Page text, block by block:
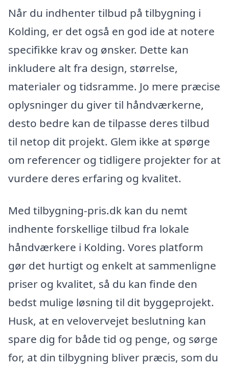
Når du indhenter tilbud på tilbygning i
Kolding, er det også en god ide at notere
specifikke krav og ønsker. Dette kan
inkludere alt fra design, størrelse,
materialer og tidsramme. Jo mere præcise
oplysninger du giver til håndværkerne,
desto bedre kan de tilpasse deres tilbud
til netop dit projekt. Glem ikke at spørge
om referencer og tidligere projekter for at
vurdere deres erfaring og kvalitet.
Med tilbygning-pris.dk kan du nemt
indhente forskellige tilbud fra lokale
håndværkere i Kolding. Vores platform
gør det hurtigt og enkelt at sammenligne
priser og kvalitet, så du kan finde den
bedst mulige løsning til dit byggeprojekt.
Husk, at en velovervejet beslutning kan
spare dig for både tid og penge, og sørge
for, at din tilbygning bliver præcis, som du